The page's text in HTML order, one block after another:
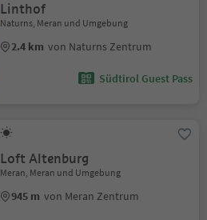
Linthof
Naturns, Meran und Umgebung
2.4 km von Naturns Zentrum
Südtirol Guest Pass
Loft Altenburg
Meran, Meran und Umgebung
945 m von Meran Zentrum